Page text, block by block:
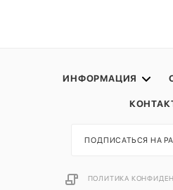
ИНФОРМАЦИЯ
ПОДПИСАТЬСЯ НА
ПОЛИТИКА